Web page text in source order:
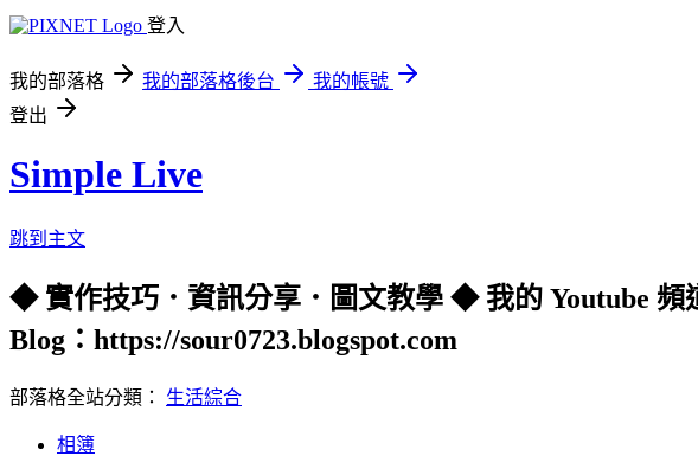
登入
我的部落格 我的部落格後台
我的帳號
登出
Simple Live
跳到主文
◆ 實作技巧．資訊分享．圖文教學 ◆ 我的 Youtube 頻
Blog：https://sour0723.blogspot.com
部落格全站分類： 生活綜合
相簿